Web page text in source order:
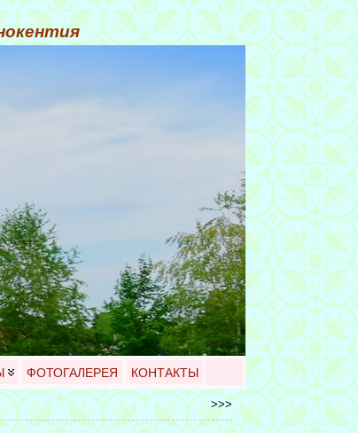
ФОТОГАЛЕРЕЯ КОНТАКТЫ
>>>